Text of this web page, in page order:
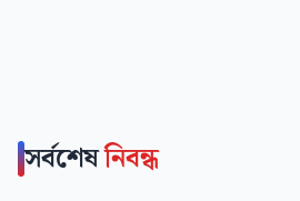
সর্বশেষনিবন্ধ